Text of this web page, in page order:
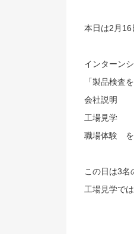
本日は2月16
インターン
「製品検査
会社説明
工場見学
職場体験 を
この日は3名
工場見学で